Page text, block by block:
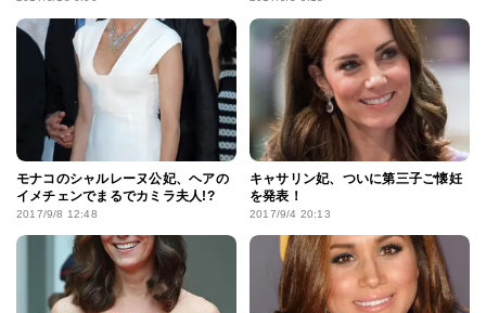
モナコのシャルレーヌ公妃、ヘアの
イメチェンでまるでカミラ夫人!?
2017/9/8 12:48
キャサリン妃、ついに第三子ご懐妊
を発表！
2017/9/4 20:13